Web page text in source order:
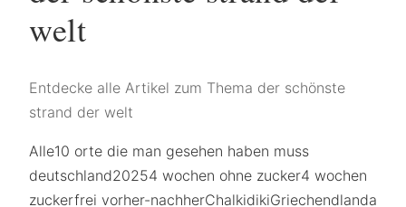
welt
Entdecke alle Artikel zum Thema der schönste
strand der welt
Alle10 orte die man gesehen haben muss
deutschland20254 wochen ohne zucker4 wochen
zuckerfrei vorher-nachherChalkidikiGriechendlanda